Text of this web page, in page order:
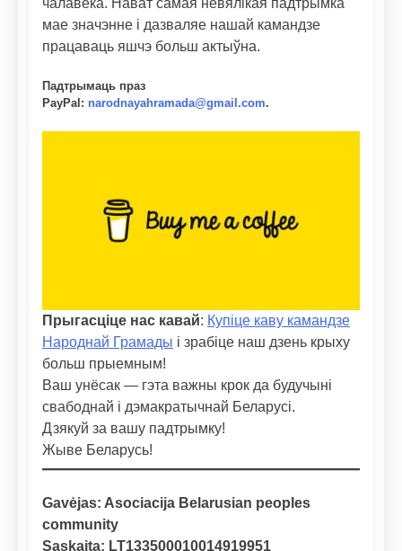
чалавека. Нават самая невялікая падтрымка
мае значэнне і дазваляе нашай камандзе
працаваць яшчэ больш актыўна.
Падтрымаць праз
PayPal : narodnayahramada@gmail.com.
Прыгасціце нас кавай: Купіце каву камандзе
Народнай Грамады і зрабіце наш дзень крыху
больш прыемным!
Ваш унёсак — гэта важны крок да будучыні
свабоднай і дэмакратычнай Беларусі.
Дзякуй за вашу падтрымку!
Жыве Беларусь!
Gavėjas: Asociacija Belarusian peoples
community
Sąskaita: LT133500010014919951